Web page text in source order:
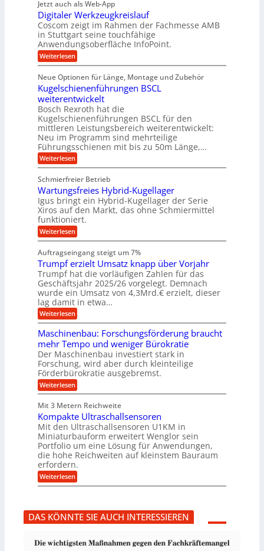
i
e
b
e
f
ü
r
r
a
u
e
U
m
g
e
b
u
n
g
e
n
r
a
g
s
e
i
g
a
n
g
i
g
e
r
S
t
e
l
l
e
n
e
t
r
i
e
b
e
f
r
p
r
ä
z
i
s
e
H
u
b
e
w
e
g
u
n
g
e
ä
z
i
s
i
o
n
f
r
A
u
t
o
m
o
t
i
v
e
n
d
M
a
s
c
h
i
e
n
b
a
u
Jetzt auch als Web-App
Digitaler Werkzeugkreislauf
Coscom zeigt im Rahmen der Fachmesse AMB
in Stuttgart seine touchfähige
Anwendungsoberfläche InfoPoint.
Weiterlesen:
D
g
i
t
a
l
e
r
W
e
r
k
z
e
u
g
k
r
e
i
s
a
u
f
Neue Optionen für Länge, Montage und Zubehör
Kugelschienenführungen BSCL
weiterentwickelt
Bosch Rexroth hat die
Kugelschienenführungen BSCL für den
mittleren Leistungsbereich weiterentwickelt:
Neu im Programm sind mehrteilige
Führungsschienen mit bis zu 50m Länge,…
Weiterlesen:
K
g
e
l
s
c
h
i
e
e
n
f
ü
h
r
u
n
g
e
n
B
S
C
L
w
e
i
t
e
r
e
n
t
w
i
c
k
e
Schmierfreier Betrieb
Wartungsfreies Hybrid-Kugellager
Igus bringt ein Hybrid-Kugellager der Serie
Xiros auf den Markt, das ohne Schmiermittel
funktioniert.
Weiterlesen:
W
r
t
u
n
g
s
r
e
e
s
H
y
b
r
i
d
-
u
g
e
l
a
g
e
r
Auftragseingang steigt um 7%
Trumpf erzielt Umsatz knapp über Vorjahr
Trumpf hat die vorläufigen Zahlen für das
Geschäftsjahr 2025/26 vorgelegt. Demnach
wurde ein Umsatz von 4,3Mrd.€ erzielt, dieser
lag damit in etwa…
Weiterlesen:
T
u
m
p
f
e
r
z
i
e
t
U
m
s
a
t
z
k
n
p
ü
r
Maschinenbau: Forschungsförderung braucht
mehr Tempo und weniger Bürokratie
Der Maschinenbau investiert stark in
Forschung, wird aber durch kleinteilige
Förderbürokratie ausgebremst.
Weiterlesen:
M
s
c
h
i
n
e
n
b
a
u
r
s
h
Mit 3 Metern Reichweite
Kompakte Ultraschallsensoren
Mit den Ultraschallsensoren U1KM in
Miniaturbauform erweitert Wenglor sein
Portfolio um eine Lösung für Anwendungen,
die hohe Reichweiten auf kleinstem Bauraum
erfordern.
Weiterlesen:
K
p
a
k
e
DAS KÖNNTE SIE AUCH INTERESSIEREN